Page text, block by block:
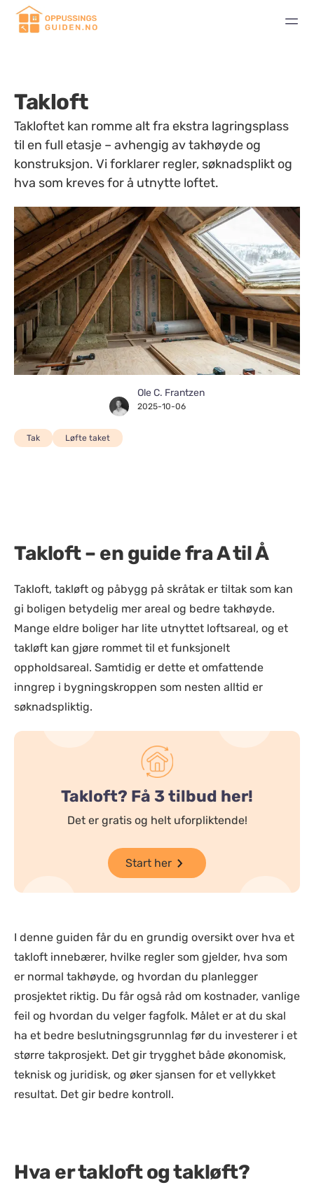
Takloft
Takloftet kan romme alt fra ekstra lagringsplass
til en full etasje – avhengig av takhøyde og
konstruksjon. Vi forklarer regler, søknadsplikt og
hva som kreves for å utnytte loftet.
Ole C. Frantzen
2025-10-06
Tak Løfte taket
Takloft – en guide fra A til Å
Takloft, takløft og påbygg på skråtak er tiltak som kan
gi boligen betydelig mer areal og bedre takhøyde.
Mange eldre boliger har lite utnyttet loftsareal, og et
takløft kan gjøre rommet til et funksjonelt
oppholdsareal. Samtidig er dette et omfattende
inngrep i bygningskroppen som nesten alltid er
søknadspliktig.
Takloft? Få 3 tilbud her!
Det er gratis og helt uforpliktende!
Start her
I denne guiden får du en grundig oversikt over hva et
takloft innebærer, hvilke regler som gjelder, hva som
er normal takhøyde, og hvordan du planlegger
prosjektet riktig. Du får også råd om kostnader, vanlige
feil og hvordan du velger fagfolk. Målet er at du skal
ha et bedre beslutningsgrunnlag før du investerer i et
større takprosjekt. Det gir trygghet både økonomisk,
teknisk og juridisk, og øker sjansen for et vellykket
resultat. Det gir bedre kontroll.
Hva er takloft og takløft?